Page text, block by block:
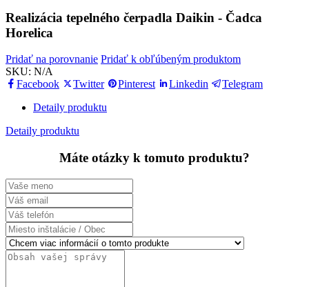
Realizácia tepelného čerpadla Daikin - Čadca
Horelica
Pridať na porovnanie Pridať k obľúbeným produktom
SKU: N/A
Facebook
Twitter Pinterest Linkedin
Telegram
Detaily produktu
Detaily produktu
Máte otázky k tomuto produktu?